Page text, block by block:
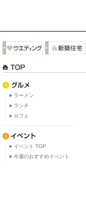
ラーメン
ランチ
カフェ
イベント TOP
今週のおすすめイベント